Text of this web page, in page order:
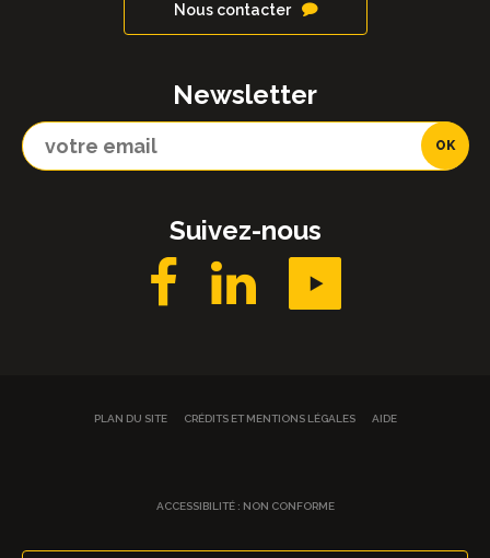
Nous contacter
Newsletter
Suivez-nous
PLAN DU SITE CRÉDITS ET MENTIONS LÉGALES AIDE
ACCESSIBILITÉ : NON CONFORME